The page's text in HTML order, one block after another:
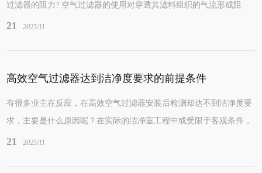
过滤器的阻力? 空气过滤器的使用对穿透其滤料组织的气流形成阻
力。空气过滤器积灰阻力增加，当阻力增...
21 2025/11
高效空气过滤器达到洁净度要求的前提条件
有很多业主在反应，在高效空气过滤器安装后检测却达不到洁净度要
求，主要是什么原因呢？在实际的洁净室工程中或受限于客观条件，
或由于设计者地主观原因而未设计好气流组织...
21 2025/11